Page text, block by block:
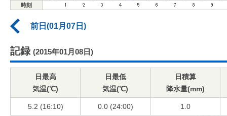
時刻
前日(01月07日)
記録 (2015年01月08日)
日最高
気温(℃)
日最低
気温(℃)
日積算
降水量(mm)
5.2 (16:10) 0.0 (24:00) 1.0